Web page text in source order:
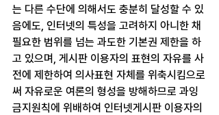
는 다른 수단에 의해서도 충분히 달성할 수 있
음에도, 인터넷의 특성을 고려하지 아니한 채
필요한 범위를 넘는 과도한 기본권 제한을 하
고 있으며, 게시판 이용자의 표현의 자유를 사
전에 제한하여 의사표현 자체를 위축시킴으로
써 자유로운 여론의 형성을 방해하므로 과잉
금지원칙에 위배하여 인터넷게시판 이용자의